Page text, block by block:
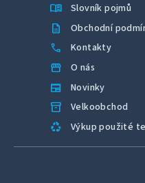
menu_book Slovník pojmů
description Obchodní
call Kontakty
storefront O nás
newspaper Novinky
inventory_2 Velkoobchod
recycling Výkup použité